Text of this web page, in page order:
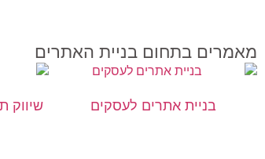
מאמרים בתחום בניית האתרים
בניית אתרים לעסקים
שיווק